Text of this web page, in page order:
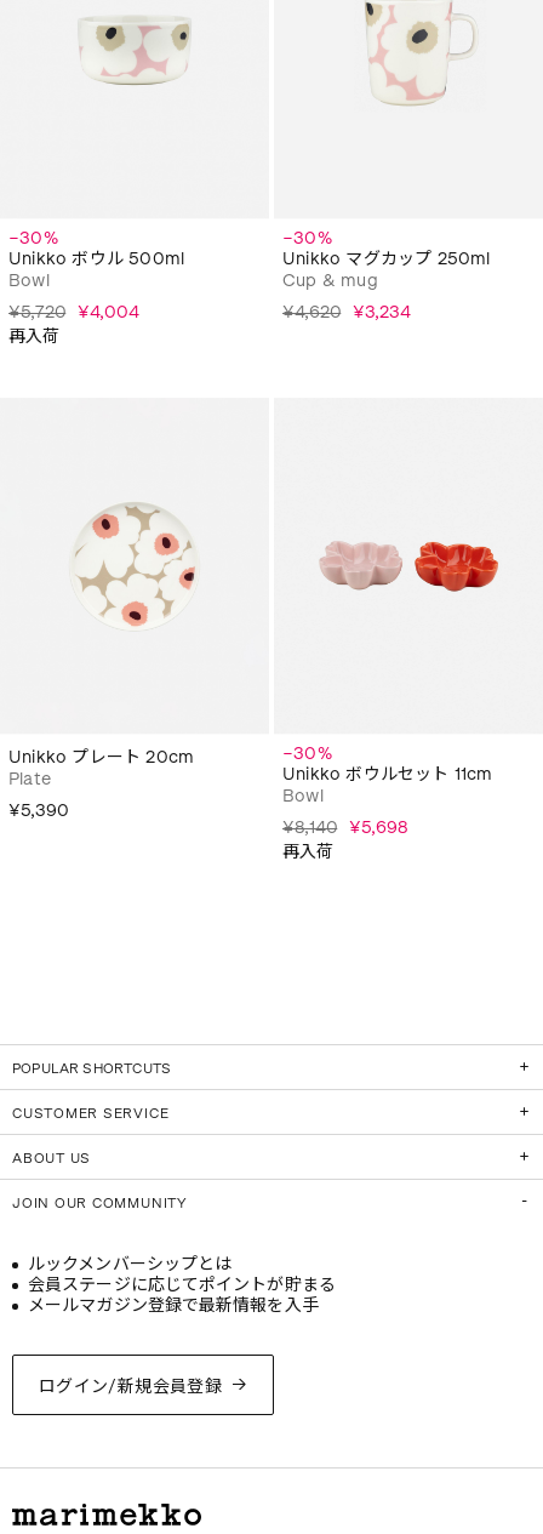
−30%
Unikko ボウル 500ml
Bowl
¥5,720 ¥4,004
再入荷
−30%
Unikko マグカップ 250ml
Cup & mug
¥4,620 ¥3,234
Unikko プレート 20cm
Plate
¥5,390
−30%
Unikko ボウルセット 11cm
Bowl
¥8,140 ¥5,698
再入荷
POPULAR SHORTCUTS
CUSTOMER SERVICE
ABOUT US
JOIN OUR COMMUNITY
ログイン/新規会員登録
ルックメンバーシップとは
会員ステージに応じてポイントが貯まる
メールマガジン登録で最新情報を入手